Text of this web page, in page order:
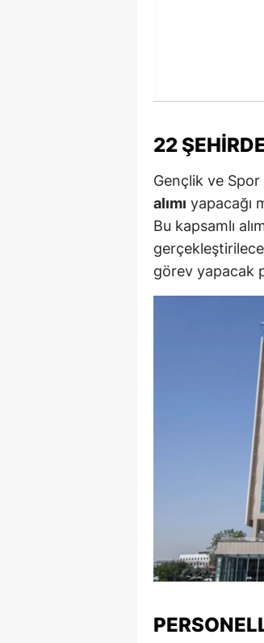
22
Gençlik ve Spor
alımı yapacağı
Bu kapsamlı
görev yapacak